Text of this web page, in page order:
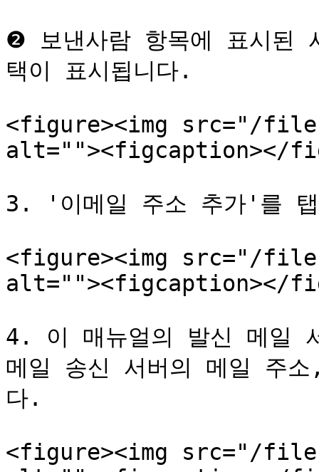
❷ 보낸사람 항목에 표시된
택이 표시됩니다.
<figure><img src="/files/
alt=""><figcaption></
3. '이메일 주소 추가'를
<figure><img src="/files/
alt=""><figcaption></
4. 이 매뉴얼의 발신 메일
메일 송신 서버의 메일 주
다.
<figure><img src="/